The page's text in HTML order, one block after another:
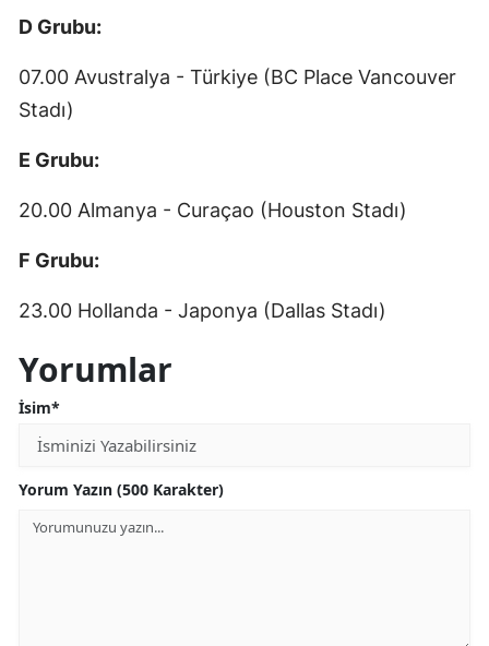
Isparta
İzmir
Kastamonu
D Grubu:
07.00 Avustralya - Türkiye (BC Place Vancouver
Stadı)
E Grubu:
20.00 Almanya - Curaçao (Houston Stadı)
F Grubu:
23.00 Hollanda - Japonya (Dallas Stadı)
Yorumlar
İsim*
Yorum Yazın (500 Karakter)